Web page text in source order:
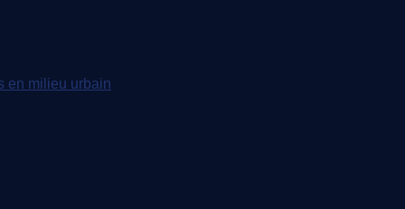
en milieu urbain